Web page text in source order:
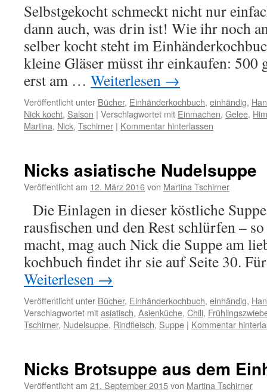
Selbstgekocht schmeckt nicht nur
dann auch, was drin ist! Wie ihr noch
selber kocht steht im
kleine Gläser müsst ihr einkaufen: 500
erst am … Weiterlesen →
Veröffentlicht unter Bücher, Einhänderkochbuch, einhändig,
Nick kocht, Saison | Verschlagwortet mit Einmachen, Gelee,
Martina, Nick, Tschirner | Kommentar hinterlassen
Nicks asiatische Nudelsuppe
Veröffentlicht am 12. März 2016von Martina Tschirner
Die Einlagen in dieser köstliche
rausfischen und den Rest schlürfen –
macht, mag auch Nick die Suppe am
kochbuch findet ihr sie auf Seite 30.
Weiterlesen →
Veröffentlicht unter Bücher, Einhänderkochbuch, einhändig,
Verschlagwortet mitasiatisch, Asienküche, Chili,
Tschirner, Nudelsuppe, Rindfleisch, Suppe | Kommentar
Nicks Brotsuppe aus dem
Veröffentlicht am 21. September 2015von Martina Tschirner